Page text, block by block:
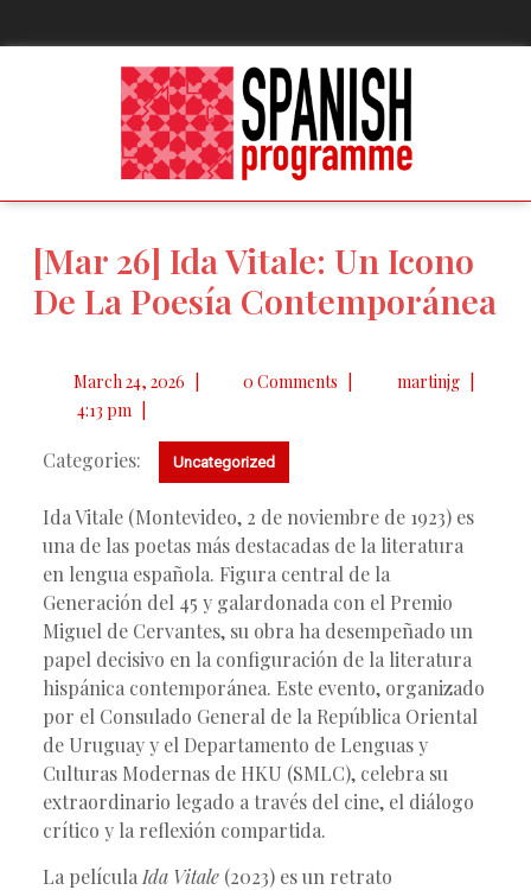
[Mar 26] Ida Vitale: Un Icono
De La Poesía Contemporánea
March 24, 2026 0 Comments martinjg
4:13 pm
Categories: Uncategorized
Ida Vitale (Montevideo, 2 de noviembre de 1923) es
una de las poetas más destacadas de la literatura
en lengua española. Figura central de la
Generación del 45 y galardonada con el Premio
Miguel de Cervantes, su obra ha desempeñado un
papel decisivo en la configuración de la literatura
hispánica contemporánea. Este evento, organizado
por el Consulado General de la República Oriental
de Uruguay y el Departamento de Lenguas y
Culturas Modernas de HKU (SMLC), celebra su
extraordinario legado a través del cine, el diálogo
crítico y la reflexión compartida.
La película Ida Vitale (2023) es un retrato